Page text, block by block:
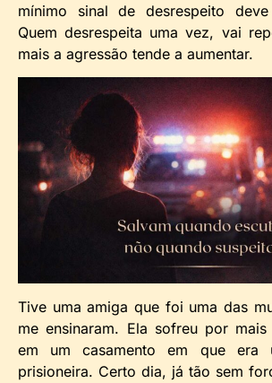
mínimo sinal de desrespeito
Quem desrespeita uma vez, vai
mais a agressão tende a aumentar.
Tive uma amiga que foi uma das
me ensinaram. Ela sofreu por
em um casamento em que era
prisioneira. Certo dia, já tão sem